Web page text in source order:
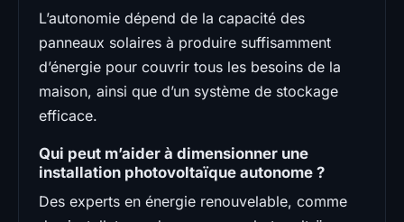
L’autonomie dépend de la capacité des
panneaux solaires à produire suffisamment
d’énergie pour couvrir tous les besoins de la
maison, ainsi que d’un système de stockage
efficace.
Qui peut m’aider à dimensionner une
installation photovoltaïque autonome ?
Des experts en énergie renouvelable, comme